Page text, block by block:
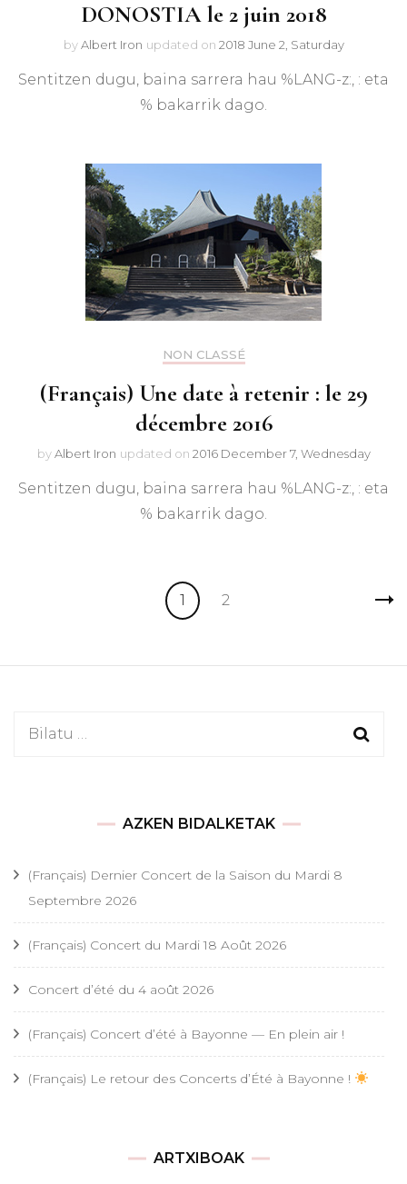
DONOSTIA le 2 juin 2018
byAlbert Iron updated on 2018 June 2, Saturday
Sentitzen dugu, baina sarrera hau %LANG-z:, : eta
% bakarrik dago.
NON CLASSÉ
(Français) Une date à retenir : le 29
décembre 2016
byAlbert Iron updated on 2016 December 7, Wednesday
Sentitzen dugu, baina sarrera hau %LANG-z:, : eta
% bakarrik dago.
Page
1 Page
2
Bilatu:
AZKEN BIDALKETAK
(Français) Dernier Concert de la Saison du Mardi 8
Septembre 2026
(Français) Concert du Mardi 18 Août 2026
Concert d’été du 4 août 2026
(Français) Concert d’été à Bayonne — En plein air !
(Français) Le retour des Concerts d’Été à Bayonne !
ARTXIBOAK